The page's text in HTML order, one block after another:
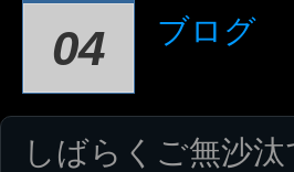
04 ブログ
しばらくご無沙汰